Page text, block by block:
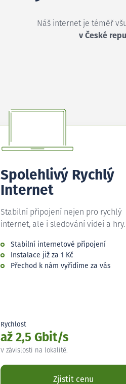
Náš internet je téměř
v České
Spolehlivý Rychlý
Internet
Stabilní připojení nejen pro rychlý
internet, ale i sledování videí a hry.
Stabilní internetové připojení
Instalace již za 1 Kč
Přechod k nám vyřídíme za vás
Rychlost
až 2,5 Gbit/s
V závislosti na lokalitě.
Zjistit cenu